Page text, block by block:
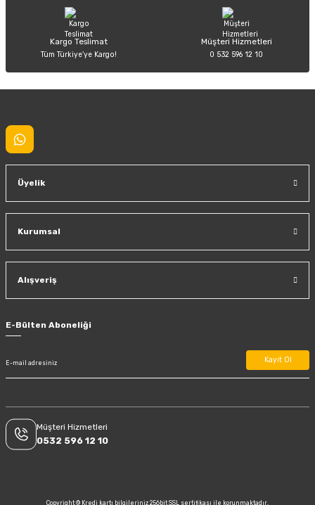
Kargo Teslimat
Tüm Türkiye’ye Kargo!
Müşteri Hizmetleri
0 532 596 12 10
Üyelik
Kurumsal
Alışveriş
E-Bülten Aboneliği
Kayıt Ol
Müşteri Hizmetleri
0532 596 12 10
Copyright © Kredi kartı bilgileriniz 256bit SSL sertifikası ile korunmaktadır.